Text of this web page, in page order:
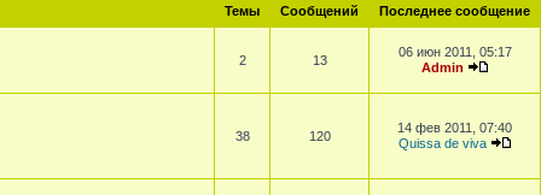
Темы Сообщений Последнее сообщение
2 13
06 июн 2011, 05:17
Admin
38 120
14 фев 2011, 07:40
Quissa de viva